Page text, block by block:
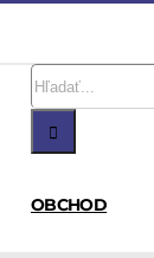
Hľadať:
OBCHOD